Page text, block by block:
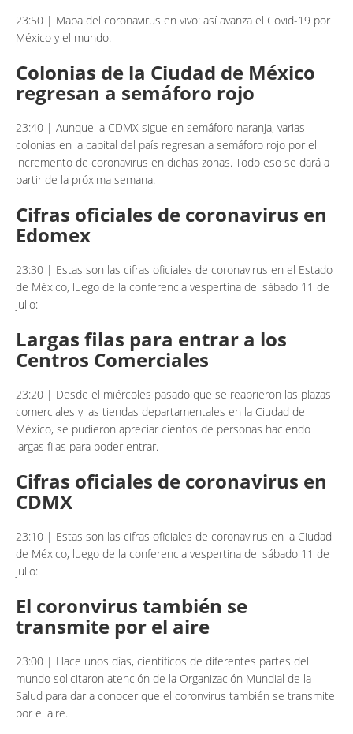
23:50 | Mapa del coronavirus en vivo: así avanza el Covid-19 por
México y el mundo.
Colonias de la Ciudad de México
regresan a semáforo rojo
23:40 | Aunque la CDMX sigue en semáforo naranja, varias
colonias en la capital del país regresan a semáforo rojo por el
incremento de coronavirus en dichas zonas. Todo eso se dará a
partir de la próxima semana.
Cifras oficiales de coronavirus en
Edomex
23:30 | Estas son las cifras oficiales de coronavirus en el Estado
de México, luego de la conferencia vespertina del sábado 11 de
julio:
Largas filas para entrar a los
Centros Comerciales
23:20 | Desde el miércoles pasado que se reabrieron las plazas
comerciales y las tiendas departamentales en la Ciudad de
México, se pudieron apreciar cientos de personas haciendo
largas filas para poder entrar.
Cifras oficiales de coronavirus en
CDMX
23:10 | Estas son las cifras oficiales de coronavirus en la Ciudad
de México, luego de la conferencia vespertina del sábado 11 de
julio:
El coronvirus también se
transmite por el aire
23:00 | Hace unos días, científicos de diferentes partes del
mundo solicitaron atención de la Organización Mundial de la
Salud para dar a conocer que el coronvirus también se transmite
por el aire.